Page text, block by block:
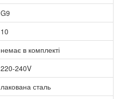
G9
10
немає в комплекті
220-240V
лакована сталь